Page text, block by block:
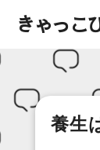
きゃっこ
養生